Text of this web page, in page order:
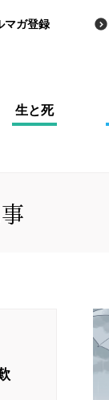
マガ登録
生と死